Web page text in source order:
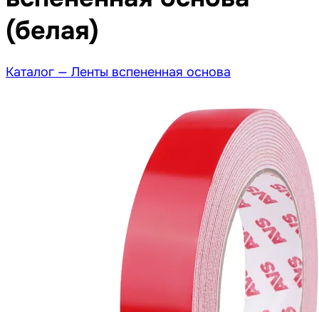
(белая)
Каталог — Ленты вспененная основа